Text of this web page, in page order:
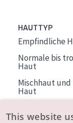
HAUTTYP
Empfindliche
Normale bis
Haut
Mischhaut
Haut
This website